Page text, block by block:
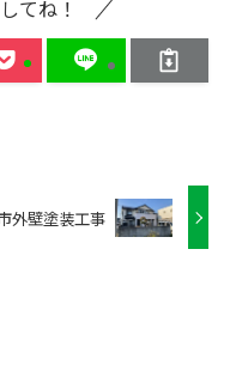
てね！
外壁塗装工事